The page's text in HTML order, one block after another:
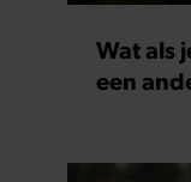
informatie die u
verzameld op
Wat als
een